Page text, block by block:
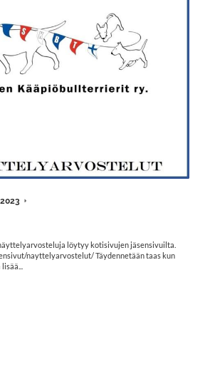
löytyy kotisivujen jäsensivuilta.
nayttelyarvostelut/ Täydennetään taas kun